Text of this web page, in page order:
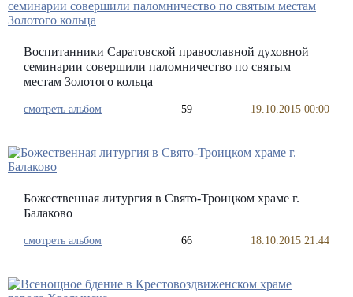
Воспитанники Саратовской православной духовной
семинарии совершили паломничество по святым
местам Золотого кольца
смотреть альбом 59 19.10.2015 00:00
Божественная литургия в Свято-Троицком храме г.
Балаково
смотреть альбом 66 18.10.2015 21:44